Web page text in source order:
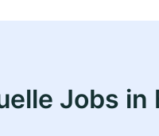
Jobs in